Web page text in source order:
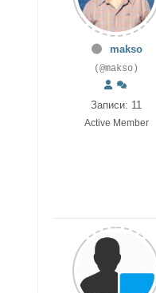
makso
(@makso)
Записи: 11
Active Member